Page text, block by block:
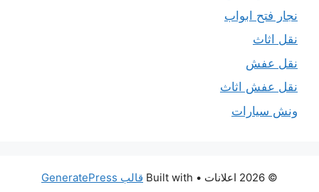
نجار فتح ابواب
نقل اثاث
نقل عفش
نقل عفش اثاث
ونش سيارات
© 2026 اعلانات • Built with قالب GeneratePress